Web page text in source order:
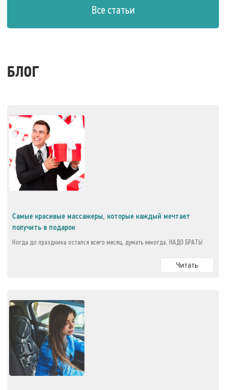
Все статьи
БЛОГ
Самые красивые массажеры, которые каждый мечтает
получить в подарок
Когда до праздника остался всего месяц, думать некогда, НАДО БРАТЬ!
Читать